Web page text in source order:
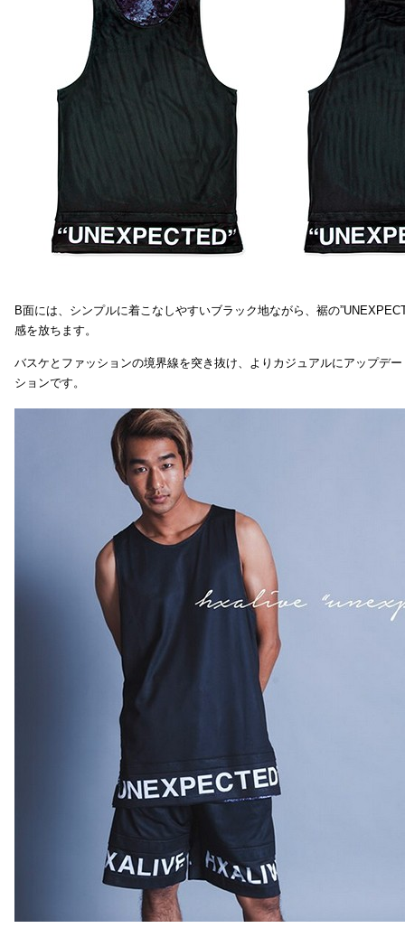
B面には、シンプルに着こなしやすいブラック地ながら、裾の
感を放ちます。
バスケとファッションの境界線を突き抜け、よりカジュアルにアップデ
ションです。